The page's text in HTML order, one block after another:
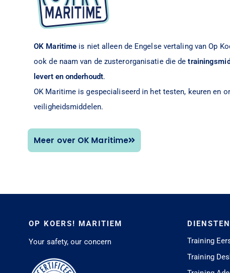
OK Maritime is niet alleen de Engelse vertaling van Op
ook de naam van de zusterorganisatie die de
levert en onderhoudt.
OK Maritime is gespecialiseerd in het testen, keuren en
veiligheidsmiddelen.
Meer over OK Maritime
OP KOERS! MARITIEM
Your safety, our concern
DIENSTEN
Training
Training